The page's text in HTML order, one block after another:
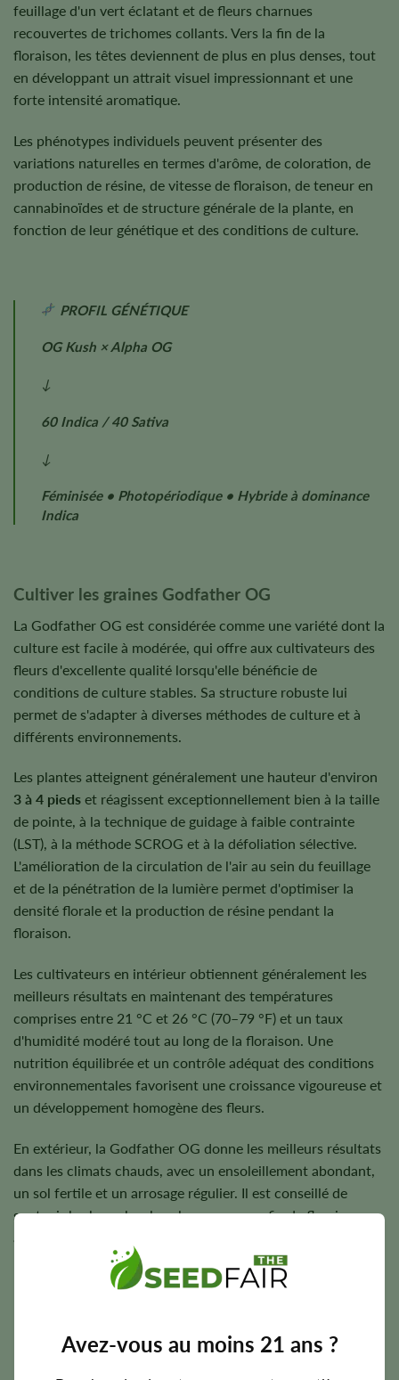
Avez-vous au moins 21 ans ?
feuillage d'un vert éclatant et de fleurs charnues
recouvertes de trichomes collants. Vers la fin de la
floraison, les têtes deviennent de plus en plus denses, tout
en développant un attrait visuel impressionnant et une
forte intensité aromatique.
Les phénotypes individuels peuvent présenter des
variations naturelles en termes d'arôme, de coloration, de
production de résine, de vitesse de floraison, de teneur en
cannabinoïdes et de structure générale de la plante, en
fonction de leur génétique et des conditions de culture.
PROFIL GÉNÉTIQUE
OG Kush × Alpha OG
↓
60 Indica / 40 Sativa
↓
Féminisée • Photopériodique • Hybride à dominance
Indica
Cultiver les graines Godfather OG
La Godfather OG est considérée comme une variété dont la
culture est facile à modérée, qui offre aux cultivateurs des
fleurs d'excellente qualité lorsqu'elle bénéficie de
conditions de culture stables. Sa structure robuste lui
permet de s'adapter à diverses méthodes de culture et à
différents environnements.
Les plantes atteignent généralement une hauteur d'environ
3 à 4 pieds et réagissent exceptionnellement bien à la taille
de pointe, à la technique de guidage à faible contrainte
(LST), à la méthode SCROG et à la défoliation sélective.
L'amélioration de la circulation de l'air au sein du feuillage
et de la pénétration de la lumière permet d'optimiser la
densité florale et la production de résine pendant la
floraison.
Les cultivateurs en intérieur obtiennent généralement les
meilleurs résultats en maintenant des températures
comprises entre 21 °C et 26 °C (70–79 °F) et un taux
d'humidité modéré tout au long de la floraison. Une
nutrition équilibrée et un contrôle adéquat des conditions
environnementales favorisent une croissance vigoureuse et
un développement homogène des fleurs.
En extérieur, la Godfather OG donne les meilleurs résultats
dans les climats chauds, avec un ensoleillement abondant,
un sol fertile et un arrosage régulier. Il est conseillé de
soutenir les branches les plus grosses en fin de floraison
afin d’éviter qu’elles ne se plient sous le poids des têtes
lourdes et riches en résine.
Période de floraison, hauteur et rendement